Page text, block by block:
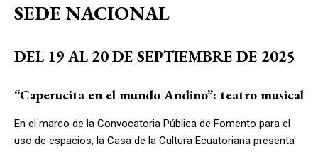
SEDE NACIONAL
DEL 19 AL 20 DE SEPTIEMBRE DE 2025
“Caperucita en el mundo Andino”: teatro musical
En el marco de la Convocatoria Pública de Fomento para el
uso de espacios, la Casa de la Cultura Ecuatoriana presenta